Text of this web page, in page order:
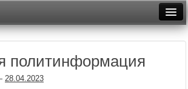
Неделя
Месяц
политинформация
28.04.2023